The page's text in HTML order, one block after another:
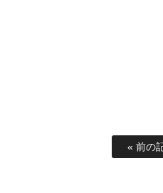
« 前の